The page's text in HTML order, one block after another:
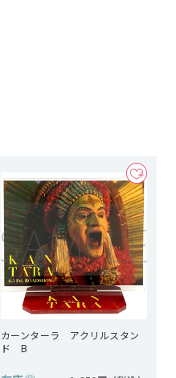
カーンターラ アクリルスタン
ド B